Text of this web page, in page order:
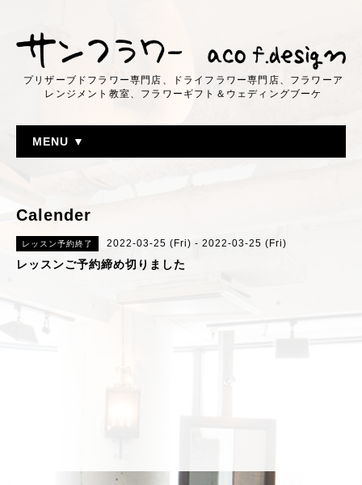
プリザーブドフラワー専門店、ドライフラワー専門店、フラワーア
レンジメント教室、フラワーギフト＆ウェディングブーケ
MENU ▼
Calender
レッスン予約終了 2022-03-25 (Fri) - 2022-03-25 (Fri)
レッスンご予約締め切りました